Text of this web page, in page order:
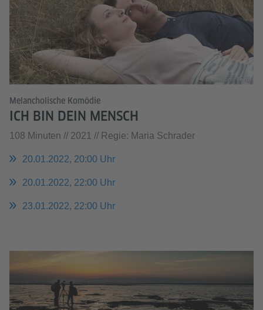
© Christine Fenzl
Melancholische Komödie
ICH BIN DEIN MENSCH
108 Minuten // 2021 // Regie: Maria Schrader
20.01.2022, 20:00 Uhr
20.01.2022, 22:00 Uhr
23.01.2022, 22:00 Uhr